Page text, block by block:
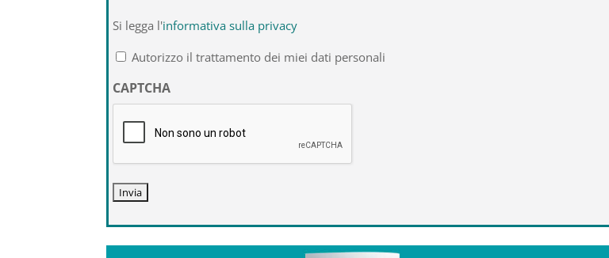
legga
l'informativa
privacy
*
Si legga l'informativa sulla privacy
Autorizzo il trattamento dei miei dati personali
CAPTCHA